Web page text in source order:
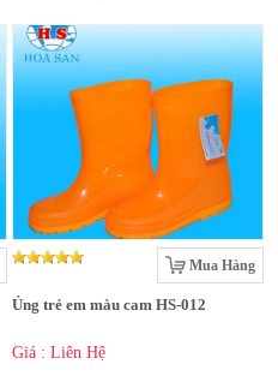
Mua Hàng
Ủng trẻ em màu cam HS-012
Giá : Liên Hệ